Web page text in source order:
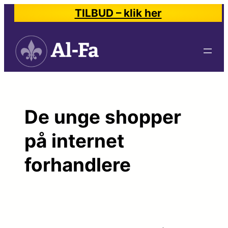
indhold
TILBUD – klik her
De unge shopper
på internet
forhandlere